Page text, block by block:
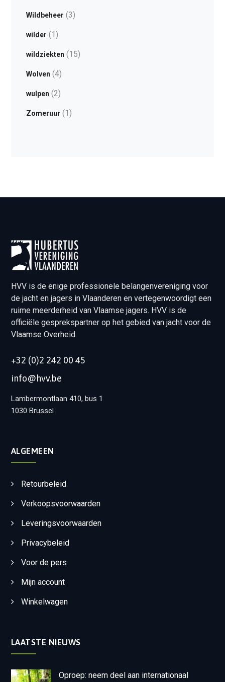
Wildbeheer (3)
wilder (1)
wildziekten (15)
Wolven (4)
wulpen (2)
Zomeruur (1)
HVV is de enige professionele belangenvereniging voor
de jacht en jagers in Vlaanderen en vertegenwoordigt een
ruime meerderheid van Vlaamse jagers. HVV is de
officiële gesprekspartner op het gebied van jacht voor de
Vlaamse Overheid.
+32 (0)2 242 00 45
info@hvv.be
Lambermontlaan 410, bus 1
1030 Brussel
ALGEMEEN
Retourbeleid
Verkoopsvoorwaarden
Leveringsvoorwaarden
Privacybeleid
Voor de pers
Mijn account
Winkelwagen
LAATSTE NIEUWS
Oproep: neem deel aan internationaal